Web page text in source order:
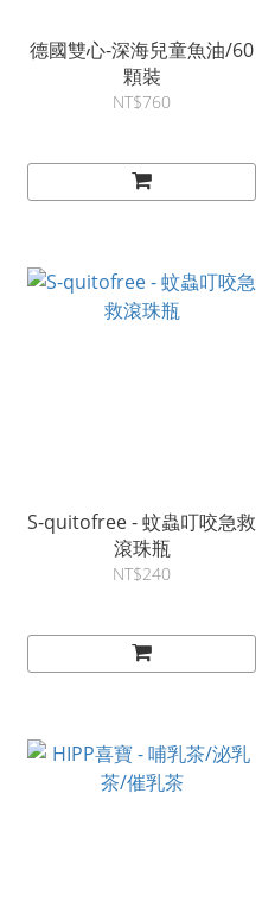
德國雙心-深海兒童魚油/60
顆裝
NT$760
S-quitofree - 蚊蟲叮咬急救
滾珠瓶
NT$240